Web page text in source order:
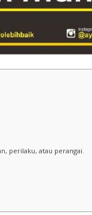
perilaku, atau perangai.